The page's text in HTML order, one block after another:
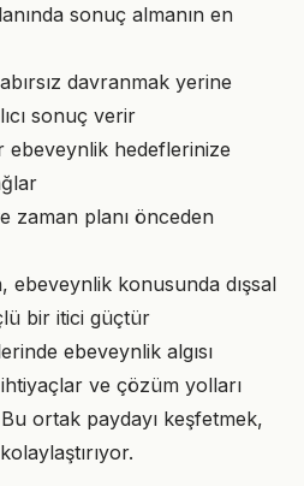
sonuç almanın en
davranmak yerine
sonuç verir
hedeflerinize
zaman planı önceden
ebeveynlik konusunda dışsal
bir itici güçtür
ebeveynlik algısı
ve çözüm yolları
ortak paydayı keşfetmek,